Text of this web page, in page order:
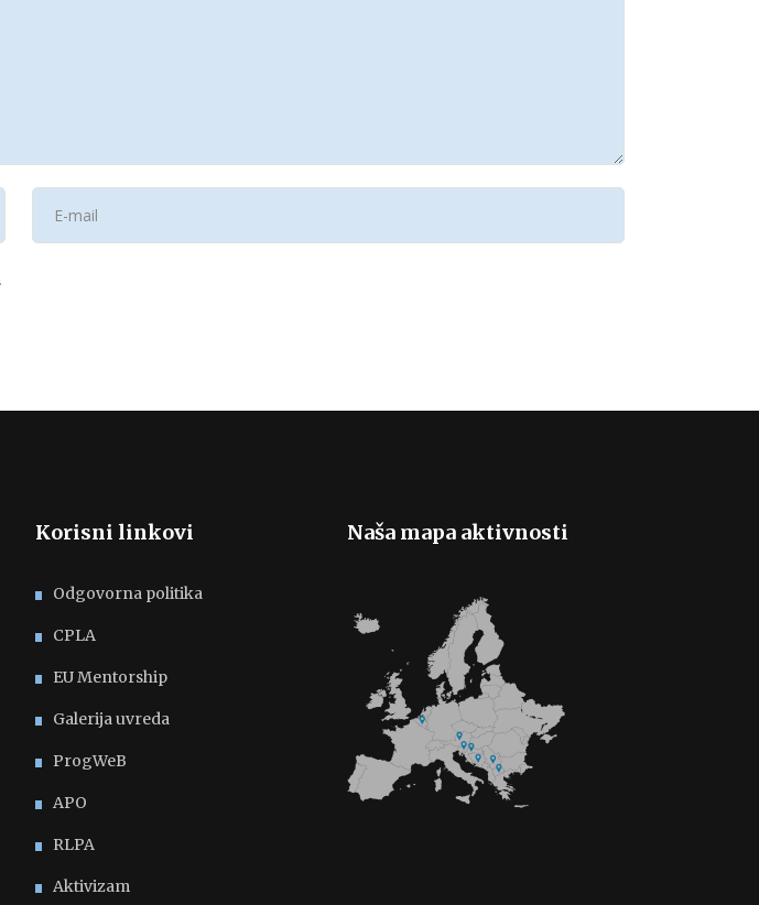
Korisni linkovi
Odgovorna politika
CPLA
EU Mentorship
Galerija uvreda
ProgWeB
APO
RLPA
Aktivizam
Naša mapa aktivnosti